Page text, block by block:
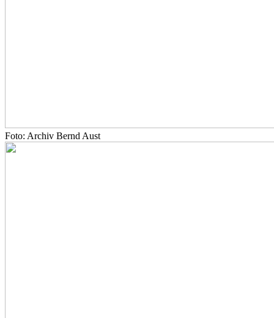
Foto: Archiv Bernd Aust